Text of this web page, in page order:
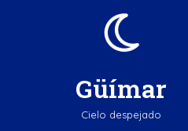
Güímar
Cielo despejado